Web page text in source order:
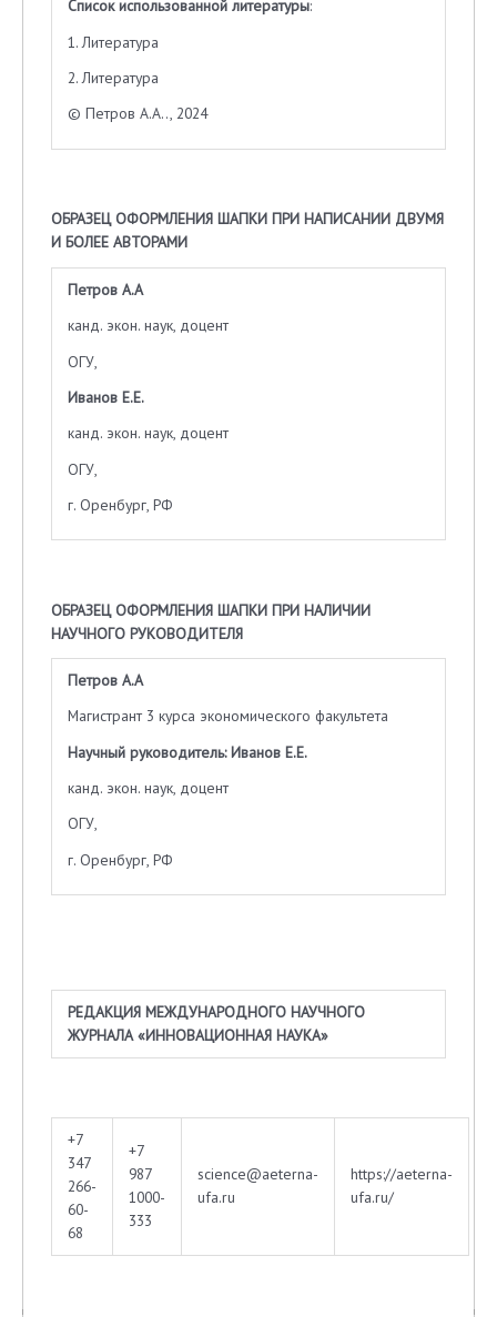
Список использованной литературы:
1. Литература
2. Литература
© Петров А.А.., 2024
ОБРАЗЕЦ ОФОРМЛЕНИЯ ШАПКИ ПРИ НАПИСАНИИ ДВУМЯ
И БОЛЕЕ АВТОРАМИ
Петров А.А
канд. экон. наук, доцент
ОГУ,
Иванов Е.Е.
канд. экон. наук, доцент
ОГУ,
г. Оренбург, РФ
ОБРАЗЕЦ ОФОРМЛЕНИЯ ШАПКИ ПРИ НАЛИЧИИ
НАУЧНОГО РУКОВОДИТЕЛЯ
Петров А.А
Магистрант 3 курса экономического факультета
Научный руководитель: Иванов Е.Е.
канд. экон. наук, доцент
ОГУ,
г. Оренбург, РФ
РЕДАКЦИЯ МЕЖДУНАРОДНОГО НАУЧНОГО
ЖУРНАЛА «ИННОВАЦИОННАЯ НАУКА»
+7
347
266-
60-
68
+7
987
1000-
333
science@aeterna-
ufa.ru
https://aeterna-
ufa.ru/